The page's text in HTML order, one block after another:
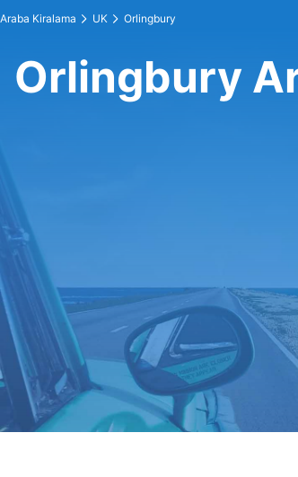
Araba Kiralama UK Orlingbury
Orlingbury